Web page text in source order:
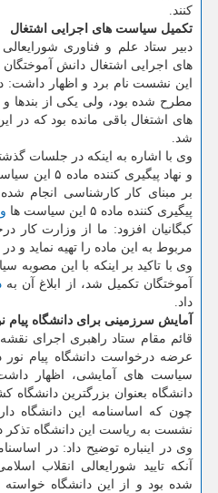
كنند.
تكمیل سیاست های اجرایی اشتغال
دبیر ستاد علم و فناوری
های اجرایی اشتغال دانش
این نشست نام برد و اظهار
های اشتغال باقی مانده بود كه در
شد.
وی با اشاره به اینكه در جلسات
و نهاد پیگیری
بر مبنای كار كارشناسی انجام
پیگیری كننده ماده ۵ این سیاست ها
كبگانیان افزود: ما از وزارت
مربوط به این ماده را تهیه نماید و در
وی با تاكید بر اینكه با این
آموختگان تكمیل شد، از ابلاغ آن به
داد.
آمایش سرزمینی برای دانشگاه پیام
قائم مقام ستاد راهبری اجرای
عرضه درخواست دانشگاه پیام نور
سیاست های آمایشی، اظهار
دانشگاه بعنوان بزرگترین
چون كه اساسنامه این دانشگاه
نشست به ریاست این دانشگاه تذكر
وی در اینباره توضیح داد: در
آنكه تایید شورایعالی انقلاب
شده بود و از این دانشگاه